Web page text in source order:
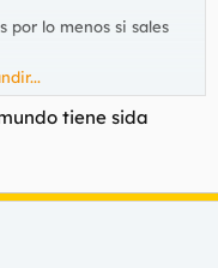
por lo menos si sales
ves brillar en el
anterior.
tiene sida